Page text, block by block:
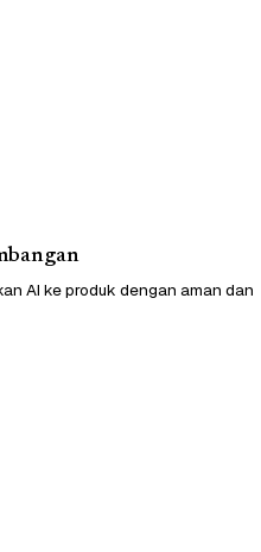
AI ke produk dengan aman dan